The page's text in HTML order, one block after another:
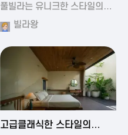
풀빌라는 유니크한 스타일의…
빌라왕
2024-11-19 00:37
고급클래식한 스타일의